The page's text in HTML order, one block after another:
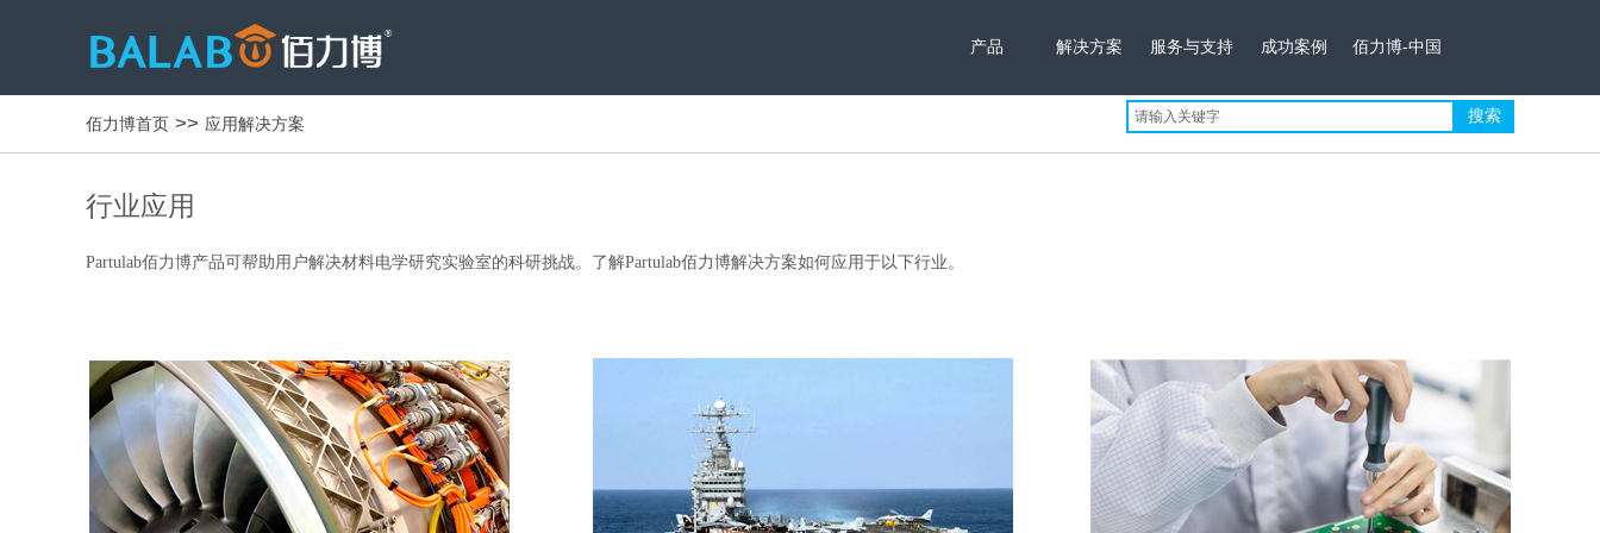
产品 解决方案 服务与支持 成功案例 佰力博-中国
佰力博首页 >> 应用解决方案 搜索
Partulab佰力博产品可帮助用户解决材料电学研究实验室的科研挑战。了解Partulab佰力博解决方案如何应用于以下行业。
行业应用